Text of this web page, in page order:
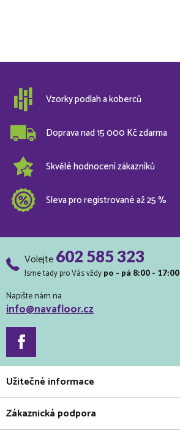
Vzorky podlah a koberců
Doprava nad 15 000 Kč zdarma
Skvělé hodnocení zákazníků
Sleva pro registrované až 25 %
Volejte602 585 323
Jsme tady pro Vás vždy po - pá 8:00 - 17:00
Napište nám na
info@navafloor.cz
Užitečné informace
Zákaznická podpora